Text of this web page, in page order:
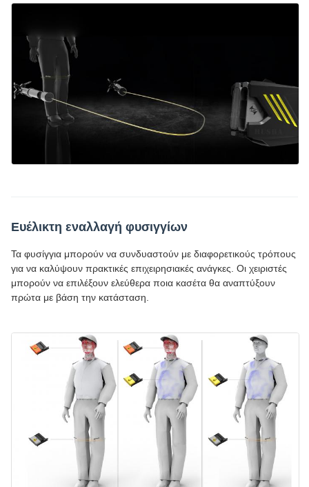
Ευέλικτη εναλλαγή φυσιγγίων
Τα φυσίγγια μπορούν να συνδυαστούν με διαφορετικούς τρόπους
για να καλύψουν πρακτικές επιχειρησιακές ανάγκες. Οι χειριστές
μπορούν να επιλέξουν ελεύθερα ποια κασέτα θα αναπτύξουν
πρώτα με βάση την κατάσταση.